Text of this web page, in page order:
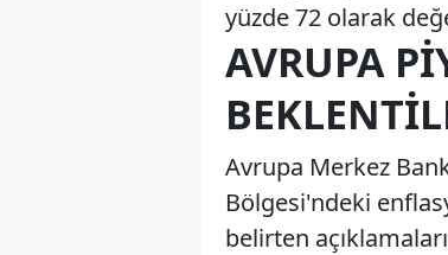
yüzde 72 olarak
AVRUPA
Avrupa Merkez
Bölgesi'ndeki
belirten